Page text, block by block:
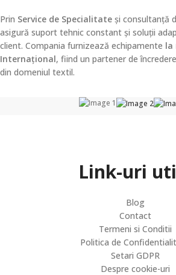
Prin Service de Specialitate și consultanță
asigură suport tehnic constant și soluții
client. Compania furnizează echipamente la
Internațional, fiind un partener de
din domeniul textil.
Link-uri
Blog
Contact
Termeni si Conditii
Politica de
Setari GDPR
Despre cookie-uri